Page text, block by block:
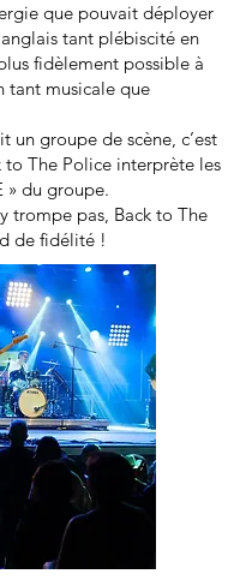
que pouvait déployer
tant plébiscité en
fidèlement possible à
tant musicale que
un groupe de scène, c’est
to The Police interprète les
» du groupe.
trompe pas, Back to The
de fidélité !